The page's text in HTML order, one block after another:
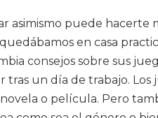
asimismo puede hacerte
en casa
consejos sobre sus
tras un día de trabajo.
o película. Pero